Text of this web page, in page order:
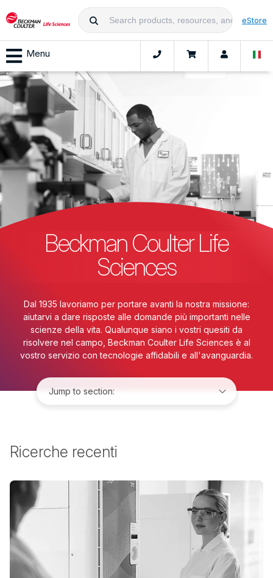
eStore
Menu
Beckman Coulter Life
Sciences
Dal 1935 lavoriamo per portare avanti la nostra missione:
aiutarvi a dare risposte alle domande più importanti nelle
scienze della vita. Qualunque siano i vostri quesiti da
risolvere nel campo, Beckman Coulter Life Sciences è al
vostro servizio con tecnologie affidabili e all'avanguardia.
Ricerche recenti